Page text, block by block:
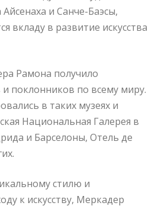
и Санче-Баэсы,
вкладу в развитие искусства
Рамона получило
поклонников по всему миру.
в таких музеях и
Национальная Галерея в
и Барселоны, Отель де
стилю и
к искусству, Меркадер